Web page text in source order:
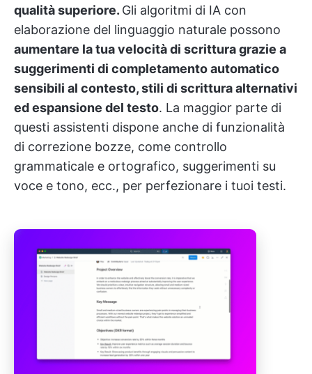
qualità superiore. Gli algoritmi di IA con
elaborazione del linguaggio naturale possono
aumentare la tua velocità di scrittura grazie a
suggerimenti di completamento automatico
sensibili al contesto, stili di scrittura alternativi
ed espansione del testo. La maggior parte di
questi assistenti dispone anche di funzionalità
di correzione bozze, come controllo
grammaticale e ortografico, suggerimenti su
voce e tono, ecc., per perfezionare i tuoi testi.